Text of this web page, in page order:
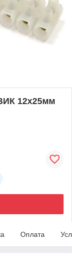
12х25мм
Оплата